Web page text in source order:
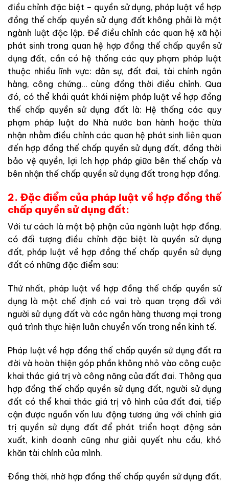
điều chỉnh đặc biệt – quyền sử dụng, pháp luật về hợp
đồng thế chấp quyền sử dụng đất không phải là một
ngành luật độc lập. Để điều chỉnh các quan hệ xã hội
phát sinh trong quan hệ hợp đồng thế chấp quyền sử
dụng đất, cần có hệ thống các quy phạm pháp luật
thuộc nhiều lĩnh vực: dân sự, đất đai, tài chính ngân
hàng, công chứng… cùng đồng thời điều chỉnh. Qua
đó, có thể khái quát khái niệm pháp luật về hợp đồng
thế chấp quyền sử dụng đất là: Hệ thống các quy
phạm pháp luật do Nhà nước ban hành hoặc thừa
nhận nhằm điều chỉnh các quan hệ phát sinh liên quan
đến hợp đồng thế chấp quyền sử dụng đất, đồng thời
bảo vệ quyền, lợi ích hợp pháp giữa bên thế chấp và
bên nhận thế chấp quyền sử dụng đất trong hợp đồng.
2. Đặc điểm của pháp luật về hợp đồng thế
chấp quyền sử dụng đất:
Với tư cách là một bộ phận của ngành luật hợp đồng,
có đối tượng điều chỉnh đặc biệt là quyền sử dụng
đất, pháp luật về hợp đồng thế chấp quyền sử dụng
đất có những đặc điểm sau:
Thứ nhất, pháp luật về hợp đồng thế chấp quyền sử
dụng là một chế định có vai trò quan trọng đối với
người sử dụng đất và các ngân hàng thương mại trong
quá trình thực hiện luân chuyển vốn trong nền kinh tế.
Pháp luật về hợp đồng thế chấp quyền sử dụng đất ra
đời và hoàn thiện góp phần không nhỏ vào công cuộc
khai thác giá trị và công năng của đất đai. Thông qua
hợp đồng thế chấp quyền sử dụng đất, người sử dụng
đất có thể khai thác giá trị vô hình của đất đai, tiếp
cận được nguồn vốn lưu động tương ứng với chính giá
trị quyền sử dụng đất để phát triển hoạt động sản
xuất, kinh doanh cũng như giải quyết nhu cầu, khó
khăn tài chính của mình.
Đồng thời, nhờ hợp đồng thế chấp quyền sử dụng đất,